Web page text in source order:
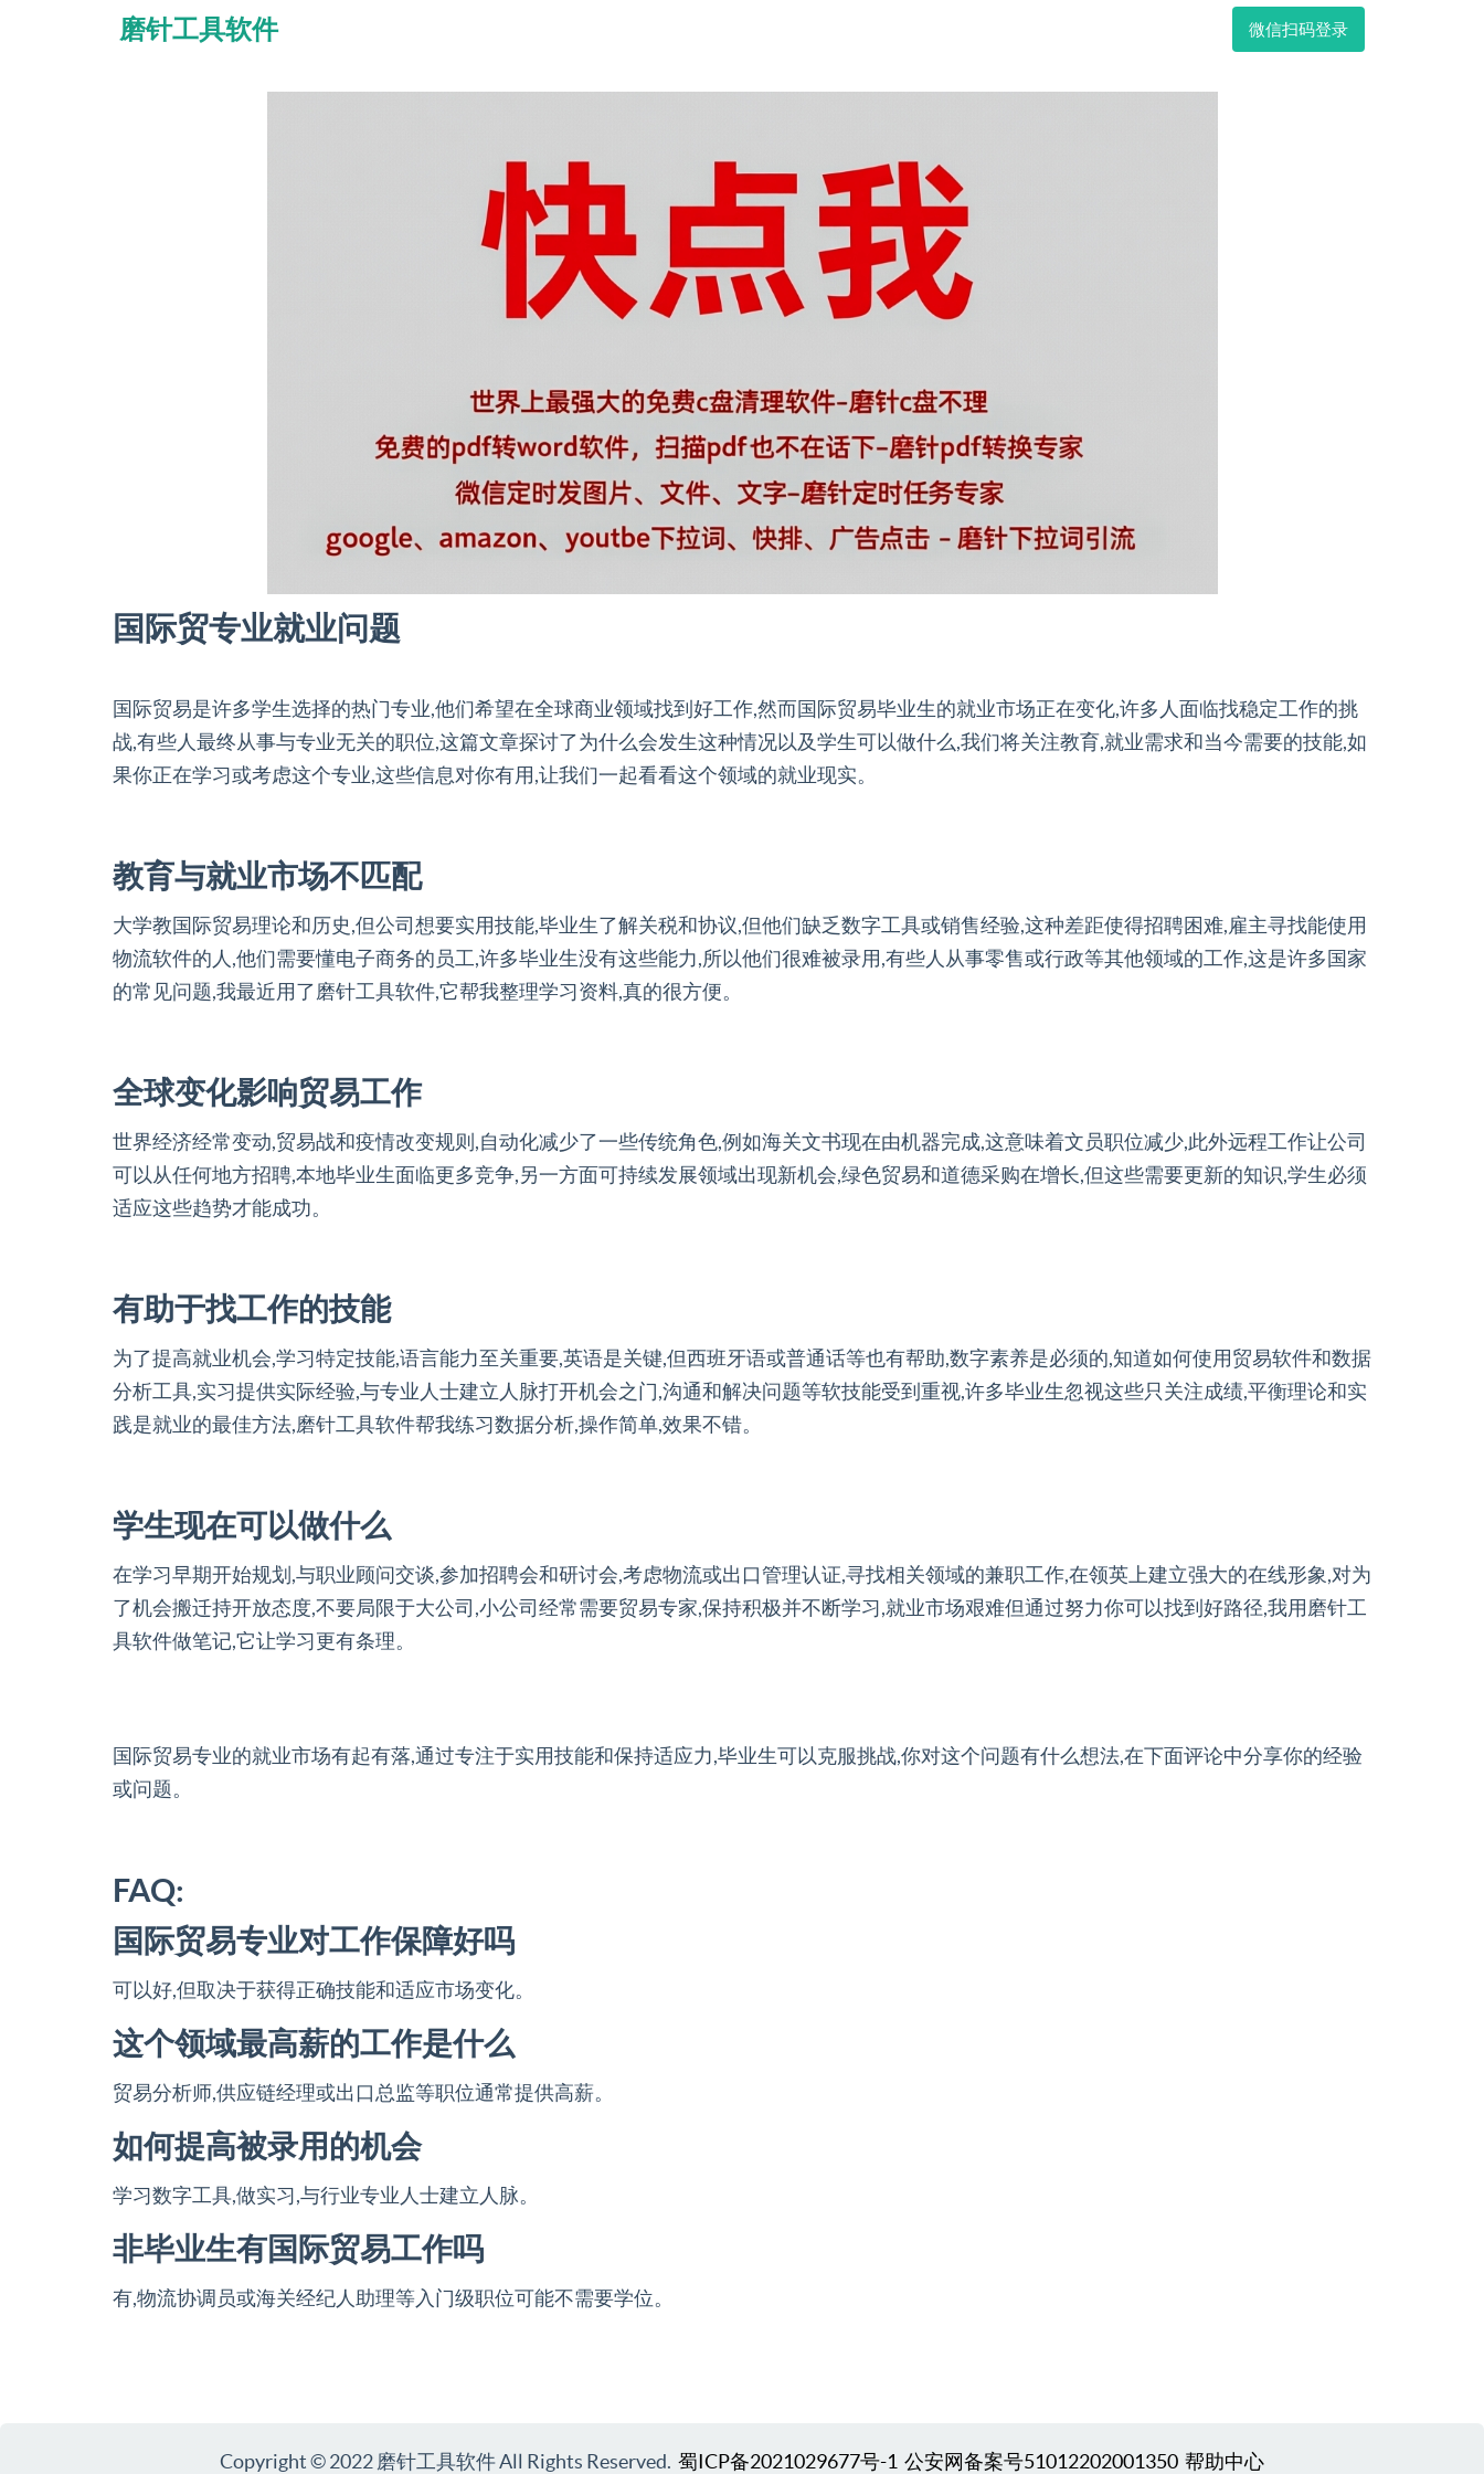
磨针工具软件 微信扫码登录
国际贸专业就业问题
国际贸易是许多学生选择的热门专业,他们希望在全球商业领域找到好工作,然而国际贸易毕业生的就业市场正在变化,许多人面临找稳定工作的挑
战,有些人最终从事与专业无关的职位,这篇文章探讨了为什么会发生这种情况以及学生可以做什么,我们将关注教育,就业需求和当今需要的技能,如
果你正在学习或考虑这个专业,这些信息对你有用,让我们一起看看这个领域的就业现实。
教育与就业市场不匹配
大学教国际贸易理论和历史,但公司想要实用技能,毕业生了解关税和协议,但他们缺乏数字工具或销售经验,这种差距使得招聘困难,雇主寻找能使用
物流软件的人,他们需要懂电子商务的员工,许多毕业生没有这些能力,所以他们很难被录用,有些人从事零售或行政等其他领域的工作,这是许多国家
的常见问题,我最近用了磨针工具软件,它帮我整理学习资料,真的很方便。
全球变化影响贸易工作
世界经济经常变动,贸易战和疫情改变规则,自动化减少了一些传统角色,例如海关文书现在由机器完成,这意味着文员职位减少,此外远程工作让公司
可以从任何地方招聘,本地毕业生面临更多竞争,另一方面可持续发展领域出现新机会,绿色贸易和道德采购在增长,但这些需要更新的知识,学生必须
适应这些趋势才能成功。
有助于找工作的技能
为了提高就业机会,学习特定技能,语言能力至关重要,英语是关键,但西班牙语或普通话等也有帮助,数字素养是必须的,知道如何使用贸易软件和数据
分析工具,实习提供实际经验,与专业人士建立人脉打开机会之门,沟通和解决问题等软技能受到重视,许多毕业生忽视这些只关注成绩,平衡理论和实
践是就业的最佳方法,磨针工具软件帮我练习数据分析,操作简单,效果不错。
学生现在可以做什么
在学习早期开始规划,与职业顾问交谈,参加招聘会和研讨会,考虑物流或出口管理认证,寻找相关领域的兼职工作,在领英上建立强大的在线形象,对为
了机会搬迁持开放态度,不要局限于大公司,小公司经常需要贸易专家,保持积极并不断学习,就业市场艰难但通过努力你可以找到好路径,我用磨针工
具软件做笔记,它让学习更有条理。
国际贸易专业的就业市场有起有落,通过专注于实用技能和保持适应力,毕业生可以克服挑战,你对这个问题有什么想法,在下面评论中分享你的经验
或问题。
FAQ:
国际贸易专业对工作保障好吗
可以好,但取决于获得正确技能和适应市场变化。
这个领域最高薪的工作是什么
贸易分析师,供应链经理或出口总监等职位通常提供高薪。
如何提高被录用的机会
学习数字工具,做实习,与行业专业人士建立人脉。
非毕业生有国际贸易工作吗
有,物流协调员或海关经纪人助理等入门级职位可能不需要学位。
Copyright © 2022 磨针工具软件 All Rights Reserved. 蜀ICP备2021029677号-1 公安网备案号51012202001350 帮助中心